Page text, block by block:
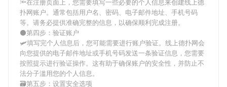
扑网账户。通常包括用户名、密码、电子邮件地址、手机号码
等。请务必提供准确完整的信息，以确保顺利完成注册。
⚫第四步：验证账户
🛩填写完个人信息后，您可能需要进行账户验证。 线上德扑网会
向您提供的电子邮件地址或手机号码发送一条验证信息，您需要
按照提示进行验证操作。这有助于确保账户的安全性，并防止不
法分子滥用您的个人信息。
🗃第五步：设置安全选项